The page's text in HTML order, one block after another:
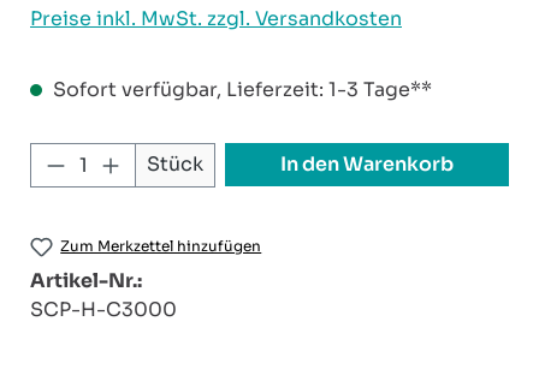
Preise inkl. MwSt. zzgl. Versandkosten
Sofort verfügbar, Lieferzeit: 1-3 Tage**
Produkt Anzahl: Gib den
Stück In den Warenkorb
Zum Merkzettel hinzufügen
Artikel-Nr.:
SCP-H-C3000